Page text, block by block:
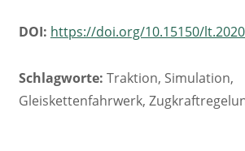
DOI: https://doi.org/10.15150/
Schlagworte: Traktion, Simulation,
Gleiskettenfahrwerk,